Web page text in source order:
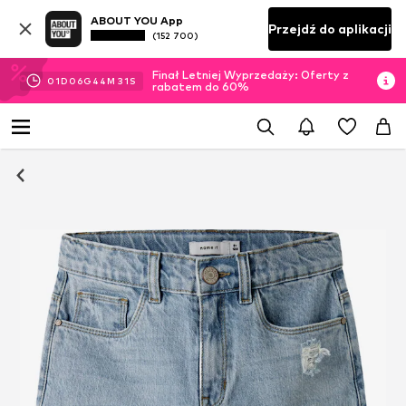
ABOUT YOU App
(152 700) Przejdź do aplikacji
01D 06G 44M 30S
Finał Letniej Wyprzedaży: Oferty z
rabatem do 60%